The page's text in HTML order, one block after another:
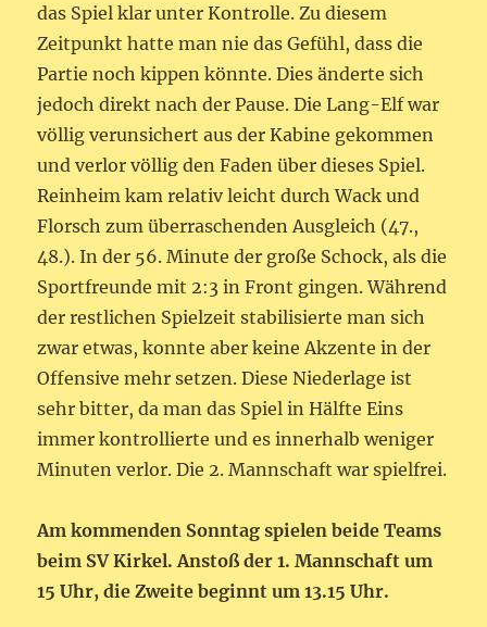
das Spiel klar unter Kontrolle. Zu diesem
Zeitpunkt hatte man nie das Gefühl, dass die
Partie noch kippen könnte. Dies änderte sich
jedoch direkt nach der Pause. Die Lang-Elf war
völlig verunsichert aus der Kabine gekommen
und verlor völlig den Faden über dieses Spiel.
Reinheim kam relativ leicht durch Wack und
Florsch zum überraschenden Ausgleich (47.,
48.). In der 56. Minute der große Schock, als die
Sportfreunde mit 2:3 in Front gingen. Während
der restlichen Spielzeit stabilisierte man sich
zwar etwas, konnte aber keine Akzente in der
Offensive mehr setzen. Diese Niederlage ist
sehr bitter, da man das Spiel in Hälfte Eins
immer kontrollierte und es innerhalb weniger
Minuten verlor. Die 2. Mannschaft war spielfrei.
Am kommenden Sonntag spielen beide Teams
beim SV Kirkel. Anstoß der 1. Mannschaft um
15 Uhr, die Zweite beginnt um 13.15 Uhr.